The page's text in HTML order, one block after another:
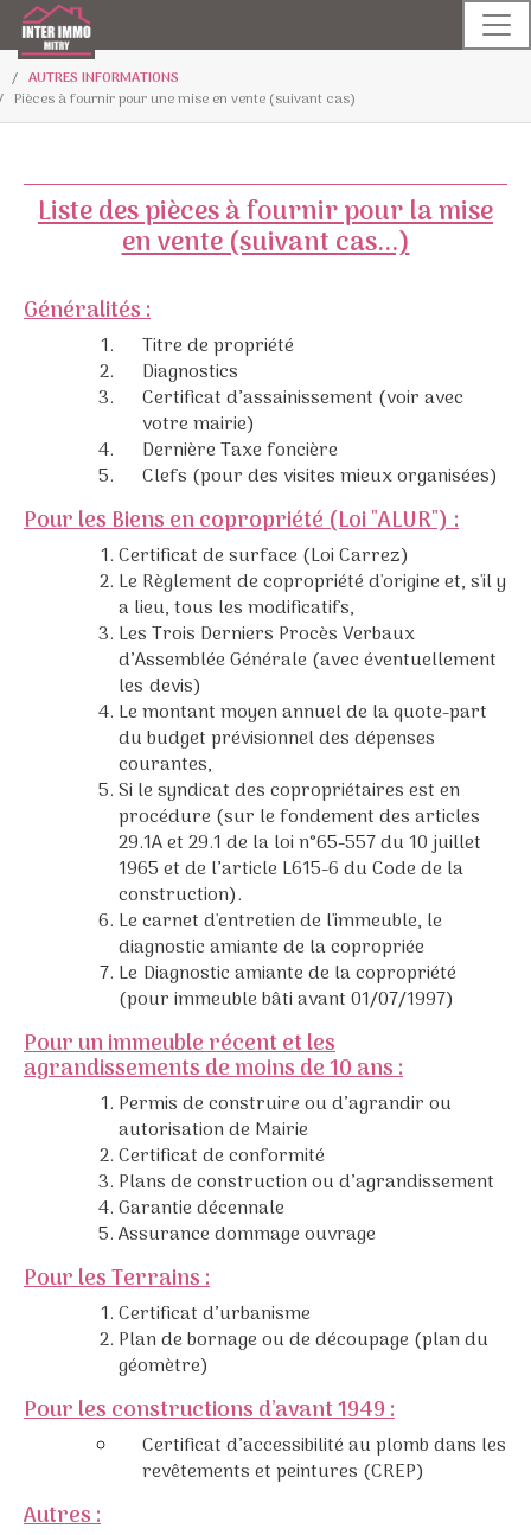
AUTRES INFORMATIONS
Pièces à fournir pour une mise en vente (suivant cas)
Liste des pièces à fournir pour la mise
en vente (suivant cas...)
Généralités :
Titre de propriété
Diagnostics
Certificat d’assainissement (voir avec
votre mairie)
Dernière Taxe foncière
Clefs (pour des visites mieux organisées)
Pour les Biens en copropriété (Loi "ALUR") :
Certificat de surface (Loi Carrez)
Le Règlement de copropriété d'origine et, s'il y
a lieu, tous les modificatifs,
Les Trois Derniers Procès Verbaux
d’Assemblée Générale (avec éventuellement
les devis)
Le montant moyen annuel de la quote-part
du budget prévisionnel des dépenses
courantes,
Si le syndicat des copropriétaires est en
procédure (sur le fondement des articles
29.1A et 29.1 de la loi n°65-557 du 10 juillet
1965 et de l’article L615-6 du Code de la
construction).
Le carnet d'entretien de l'immeuble, le
diagnostic amiante de la copropriée
Le Diagnostic amiante de la copropriété
(pour immeuble bâti avant 01/07/1997)
Pour un immeuble récent et les
agrandissements de moins de 10 ans :
Permis de construire ou d’agrandir ou
autorisation de Mairie
Certificat de conformité
Plans de construction ou d’agrandissement
Garantie décennale
Assurance dommage ouvrage
Pour les Terrains :
Certificat d’urbanisme
Plan de bornage ou de découpage (plan du
géomètre)
Pour les constructions d’avant 1949 :
Certificat d’accessibilité au plomb dans les
revêtements et peintures (CREP)
Autres :